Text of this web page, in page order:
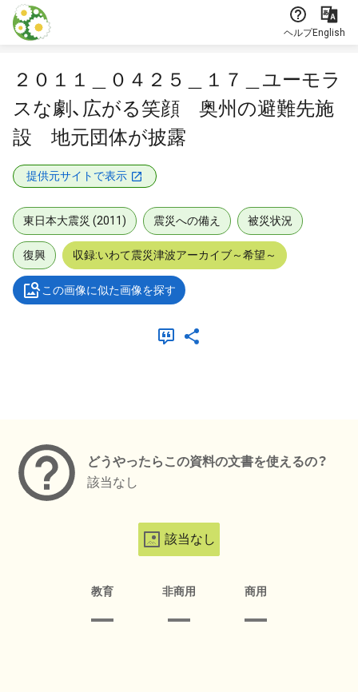
本文に飛ぶ
ヘルプEnglish
２０１１＿０４２５＿１７＿ユーモラ
スな劇、広がる笑顔 奥州の避難先施
設 地元団体が披露
提供元サイトで表示
東日本大震災 (2011) 震災への備え 被災状況
復興 収録:いわて震災津波アーカイブ～希望～
この画像に似た画像を探す
どうやったらこの資料の文書を使えるの？
該当なし
該当なし
教育 非商用 商用